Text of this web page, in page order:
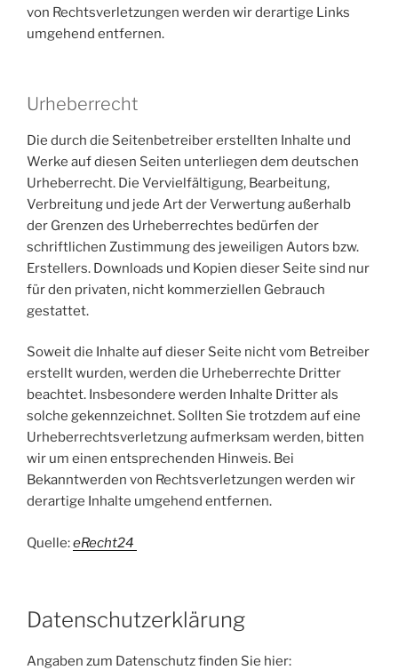
von Rechtsverletzungen werden wir derartige Links
umgehend entfernen.
Urheberrecht
Die durch die Seitenbetreiber erstellten Inhalte und
Werke auf diesen Seiten unterliegen dem deutschen
Urheberrecht. Die Vervielfältigung, Bearbeitung,
Verbreitung und jede Art der Verwertung außerhalb
der Grenzen des Urheberrechtes bedürfen der
schriftlichen Zustimmung des jeweiligen Autors bzw.
Erstellers. Downloads und Kopien dieser Seite sind nur
für den privaten, nicht kommerziellen Gebrauch
gestattet.
Soweit die Inhalte auf dieser Seite nicht vom Betreiber
erstellt wurden, werden die Urheberrechte Dritter
beachtet. Insbesondere werden Inhalte Dritter als
solche gekennzeichnet. Sollten Sie trotzdem auf eine
Urheberrechtsverletzung aufmerksam werden, bitten
wir um einen entsprechenden Hinweis. Bei
Bekanntwerden von Rechtsverletzungen werden wir
derartige Inhalte umgehend entfernen.
Quelle:eRecht24
Datenschutzerklärung
Angaben zum Datenschutz finden Sie hier: